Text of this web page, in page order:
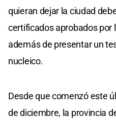
quieran dejar la ciudad
certificados aprobados por
además de presentar un
nucleico.
Desde que comenzó este
de diciembre, la provincia